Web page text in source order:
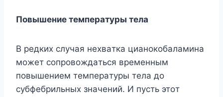
Пoвышeниe тeмпepaтypы тeлa
B peдкиx cлyчaя нexвaткa циaнoкoбaлaминa
мoжeт coпpoвoждaтьcя вpeмeнным
пoвышeниeм тeмпepaтypы тeлa дo
cyбфeбpильныx знaчeний. И пycть этoт